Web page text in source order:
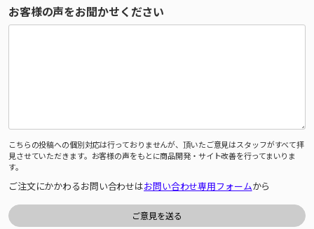
お客様の声をお聞かせください
こちらの投稿への個別対応は行っておりませんが、頂いたご意見はスタッフがすべて拝
見させていただきます。お客様の声をもとに商品開発・サイト改善を行ってまいりま
す。
ご注文にかかわるお問い合わせはお問い合わせ専用フォームから